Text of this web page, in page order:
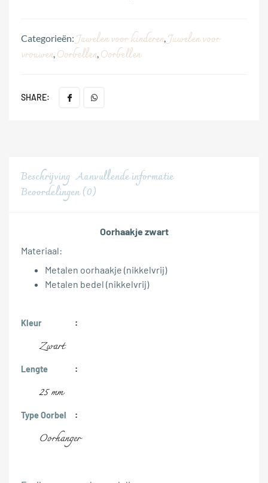
Categorieën: Juwelen voor kinderen,Juwelen voor
vrouwen, Oorbellen, Oorbellen
SHARE:
Beschrijving Aanvullende informatie
Beoordelingen (0)
Oorhaakje zwart
Materiaal:
Metalen oorhaakje (nikkelvrij)
Metalen bedel (nikkelvrij)
Kleur
Zwart
Lengte
25 mm
Type Oorbel
Oorhanger